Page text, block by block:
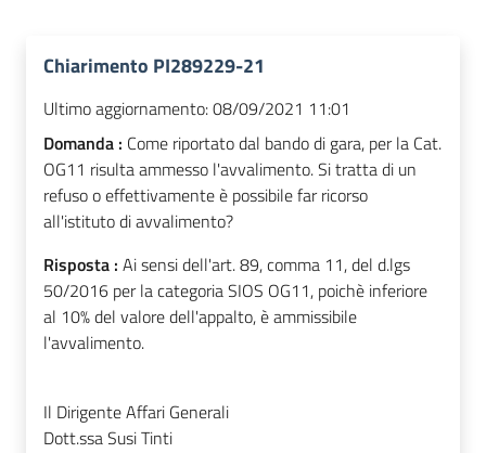
Chiarimento PI289229-21
Ultimo aggiornamento:08/09/2021 11:01
Domanda : Come riportato dal bando di gara, per la Cat.
OG11 risulta ammesso l'avvalimento. Si tratta di un
refuso o effettivamente è possibile far ricorso
all'istituto di avvalimento?
Risposta : Ai sensi dell'art. 89, comma 11, del d.lgs
50/2016 per la categoria SIOS OG11, poichè inferiore
al 10% del valore dell'appalto, è ammissibile
l'avvalimento.
Il Dirigente Affari Generali
Dott.ssa Susi Tinti